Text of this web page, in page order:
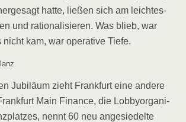
hat­te, lie­ßen sich am leich­tes­
und ratio­na­li­sie­ren. Was blieb, war
nicht kam, war ope­ra­ti­ve Tiefe.
Jubi­lä­um zieht Frank­furt eine ande­re
Main Finan­ce, die Lob­by­or­ga­ni­
nennt 60 neu ange­sie­del­te